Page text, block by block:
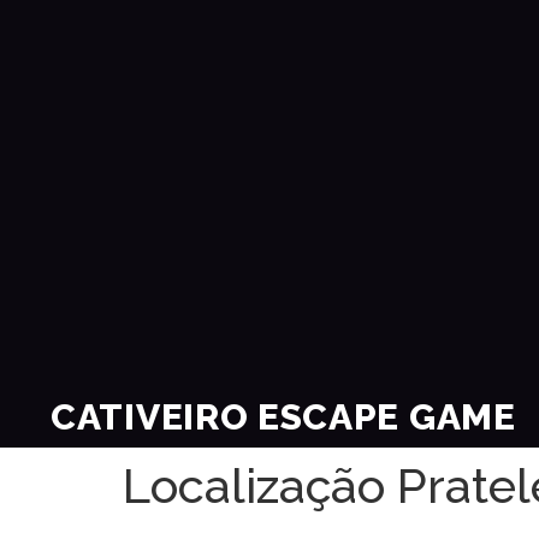
CATIVEIRO ESCAPE GAME
Localização